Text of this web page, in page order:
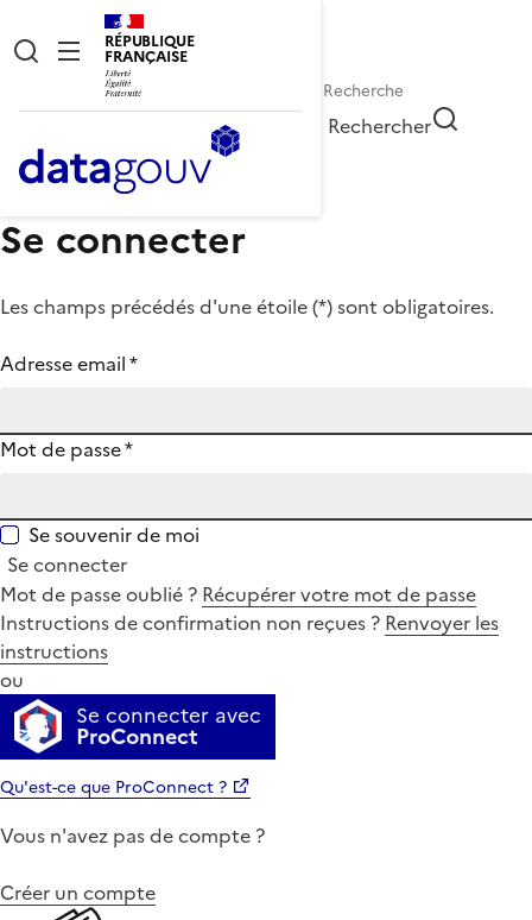
RÉPUBLIQUE
FRANÇAISE
Rechercher
Se connecter
Les champs précédés d'une étoile (*) sont obligatoires.
Adresse email*
Mot de passe*
Se souvenir de moi
Se connecter
Mot de passe oublié ? Récupérer votre mot de passe
Instructions de confirmation non reçues ? Renvoyer les
instructions
ou
Se connecter avec
ProConnect
Qu'est-ce que ProConnect ?
Vous n'avez pas de compte ?
Créer un compte